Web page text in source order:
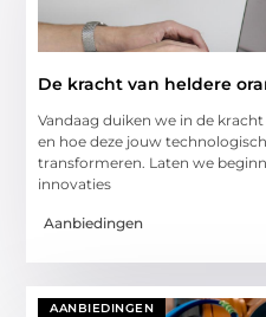
De kracht van heldere
Vandaag duiken we in de
en hoe deze jouw
transformeren. Laten we
innovaties
Aanbiedingen
AANBIEDINGEN